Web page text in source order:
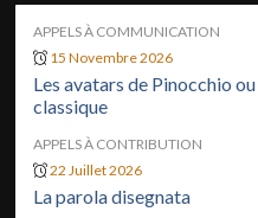
APPELS À COMMUNICATION
15 Novembre 2026
Les avatars de Pinocchio
classique
APPELS À CONTRIBUTION
22 Juillet 2026
La parola disegnata